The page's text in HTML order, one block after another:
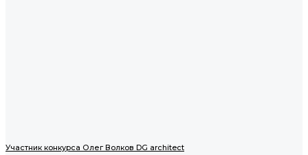
Участник конкурса Олег Волков DG architect